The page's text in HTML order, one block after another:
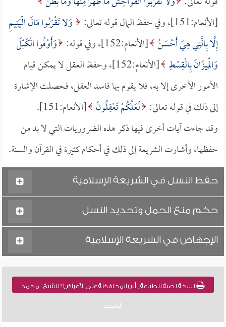
[الأنعام:151]، وفي حفظ المال قوله تعالى:
وَلا تَقْرَبُوا مَالَ الْيَتِيمِ
إِلَّا بِالَّتِي هِيَ أَحْسَنُ [الأنعام:152]، وفي قوله:
وَأَوْفُوا الْكَيْلَ
وَالْمِيزَانَ بِالْقِسْطِ
[الأنعام:152]، وحفظ العقل لا يمكن قيام
الأمور الأخرى إلا به، فلا يقوم بها فاسد العقل، فحصلت الإشارة
إلى ذلك في قوله تعالى: لَعَلَّكُمْ تَعْقِلُونَ [الأنعام:151].
وقد جاءت آيات أخرى فيها ذكر هذه الضروريات التي لا بد من
حفظها، وأشارت الشريعة إلى ذلك في أحكام كثيرة في القرآن والسنة.
حفظ النسل في الشريعة الإسلامية
حكم منع الحمل وتحديد النسل
الإجهاض في الشريعة الإسلامية
نسخة نصية للطباعة , أين المحافظة على الأعراض؟ للشيخ : محمد
المنجد